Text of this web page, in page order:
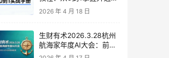
养号、剪辑到变现，新手
副业首选
2026 年 4 月 18 日
生财有术2026.3.28杭州
航海家年度AI大会：前沿
趋势×落地案例×技能图谱